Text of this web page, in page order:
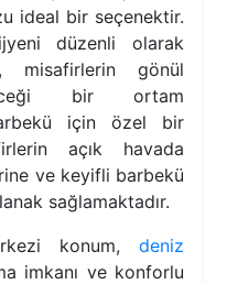
ideal bir seçenektir.
düzenli olarak
misafirlerin gönül
bir ortam
için özel bir
açık havada
ve keyifli barbekü
sağlamaktadır.
konum, deniz
imkanı ve konforlu